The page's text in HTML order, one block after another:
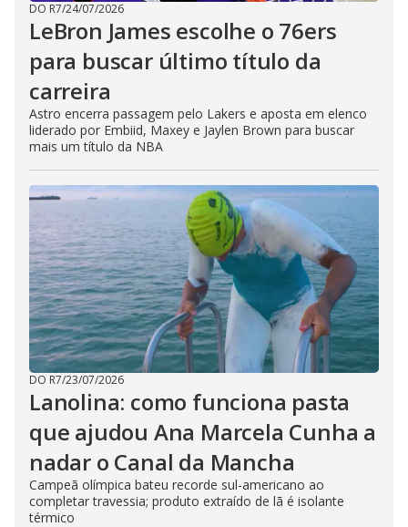
DO R7/24/07/2026
LeBron James escolhe o 76ers
para buscar último título da
carreira
Astro encerra passagem pelo Lakers e aposta em elenco
liderado por Embiid, Maxey e Jaylen Brown para buscar
mais um título da NBA
DO R7/23/07/2026
Lanolina: como funciona pasta
que ajudou Ana Marcela Cunha a
nadar o Canal da Mancha
Campeã olímpica bateu recorde sul-americano ao
completar travessia; produto extraído de lã é isolante
térmico